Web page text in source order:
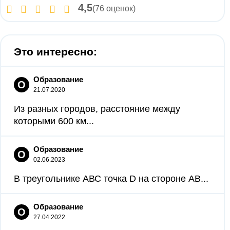
4,5(76 оценок)
Это интересно:
О Образование
21.07.2020
Из разных городов, расстояние между
которыми 600 км...
О Образование
02.06.2023
В треугольнике АВС точка D на стороне АВ...
О Образование
27.04.2022